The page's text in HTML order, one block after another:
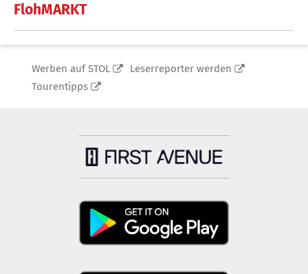
FlohMARKT
Werben auf STOL
Leserreporter werden
Tourentipps